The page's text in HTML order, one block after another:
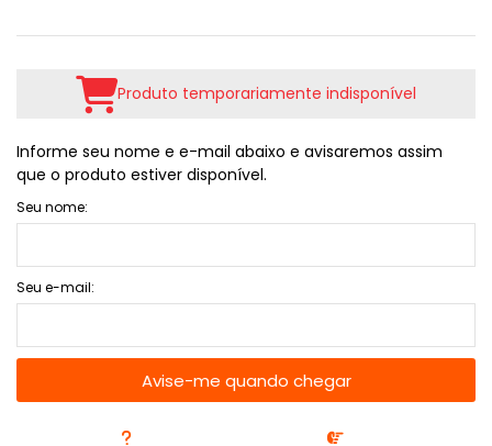
Produto temporariamente indisponível
Informe seu nome e e-mail abaixo e avisaremos assim
que o produto estiver disponível.
Seu nome:
Seu e-mail:
Avise-me quando chegar